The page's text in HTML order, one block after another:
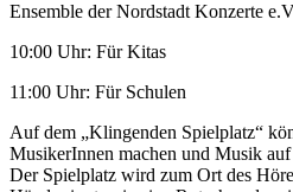
Ensemble der Nordstadt Konzerte
10:00 Uhr: Für Kitas
11:00 Uhr: Für Schulen
Auf dem „Klingenden Spielplatz“
MusikerInnen machen und Musik
Der Spielplatz wird zum Ort des